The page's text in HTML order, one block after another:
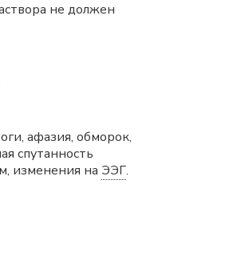
не должен
афазия, обморок,
спутанность
изменения на ЭЭГ.